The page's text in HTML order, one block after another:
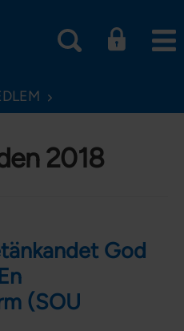
2018
God
(SOU